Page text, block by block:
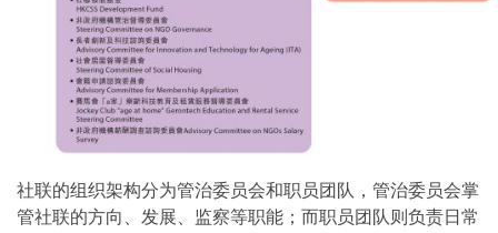
社联的组织架构分为管治委员会和职员团队，管治委员会掌
管社联的方向、发展、监察等职能；而职员团队则负责日常